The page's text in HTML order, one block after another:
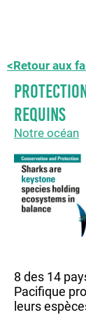
8 des 14
Pacifique
leurs
requins
<Retour aux
Notre océan